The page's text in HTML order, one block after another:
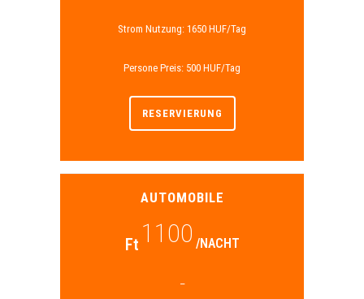
Strom Nutzung: 1650 HUF/Tag
Persone Preis: 500 HUF/Tag
RESERVIERUNG
AUTOMOBILE
Ft 1100 /NACHT
–